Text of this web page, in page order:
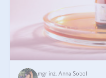
mgr inż. Anna Sobol